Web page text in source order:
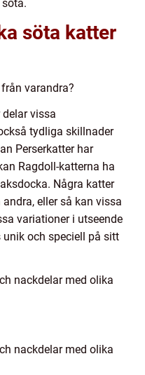
söta katter
varandra?
vissa
tydliga skillnader
Perserkatter har
Ragdoll-katterna ha
Några katter
eller så kan vissa
variationer i utseende
och speciell på sitt
nackdelar med olika
nackdelar med olika